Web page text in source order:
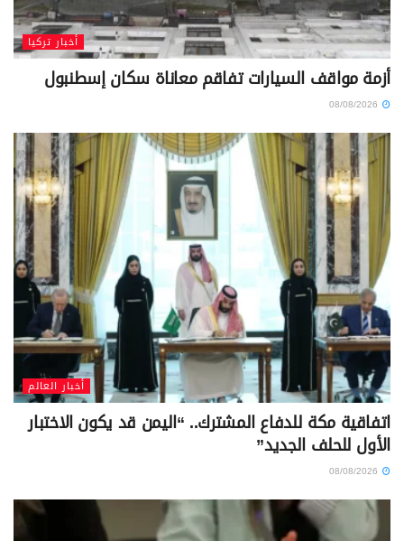
أخبار تركيا
أزمة مواقف السيارات تفاقم معاناة سكان إسطنبول
أخبار العالم
اتفاقية مكة للدفاع المشترك.. “اليمن قد يكون الاختبار
الأول للحلف الجديد”